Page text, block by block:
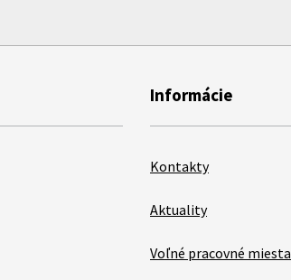
Informácie
Kontakty
Aktuality
Voľné pracovné miesta